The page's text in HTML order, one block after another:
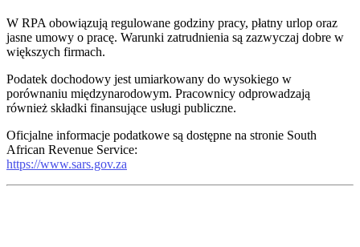
W RPA obowiązują regulowane godziny pracy, płatny urlop oraz
jasne umowy o pracę. Warunki zatrudnienia są zazwyczaj dobre w
większych firmach.
Podatek dochodowy jest umiarkowany do wysokiego w
porównaniu międzynarodowym. Pracownicy odprowadzają
również składki finansujące usługi publiczne.
Oficjalne informacje podatkowe są dostępne na stronie South
African Revenue Service:
https://www.sars.gov.za